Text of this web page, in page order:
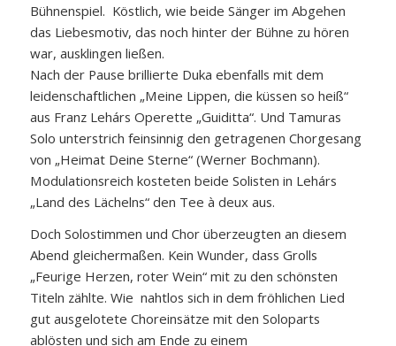
Bühnenspiel. Köstlich, wie beide Sänger im Abgehen
das Liebesmotiv, das noch hinter der Bühne zu hören
war, ausklingen ließen.
Nach der Pause brillierte Duka ebenfalls mit dem
leidenschaftlichen „Meine Lippen, die küssen so heiß“
aus Franz Lehárs Operette „Guiditta“. Und Tamuras
Solo unterstrich feinsinnig den getragenen Chorgesang
von „Heimat Deine Sterne“ (Werner Bochmann).
Modulationsreich kosteten beide Solisten in Lehárs
„Land des Lächelns“ den Tee à deux aus.
Doch Solostimmen und Chor überzeugten an diesem
Abend gleichermaßen. Kein Wunder, dass Grolls
„Feurige Herzen, roter Wein“ mit zu den schönsten
Titeln zählte. Wie nahtlos sich in dem fröhlichen Lied
gut ausgelotete Choreinsätze mit den Soloparts
ablösten und sich am Ende zu einem